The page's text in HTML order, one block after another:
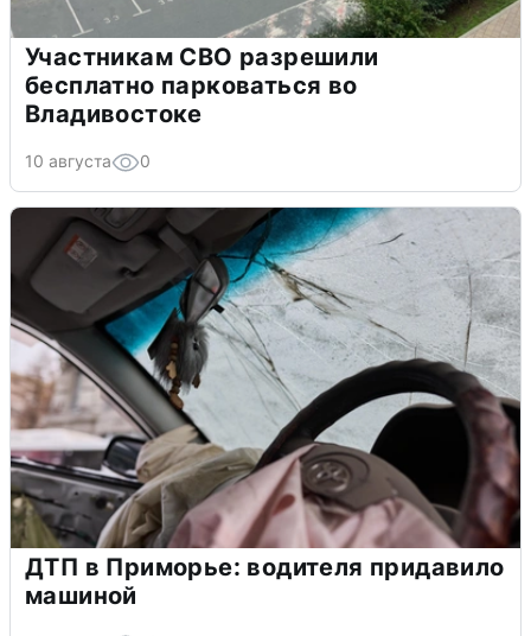
Участникам СВО разрешили
бесплатно парковаться во
Владивостоке
10 августа 0
ДТП в Приморье: водителя придавило
машиной